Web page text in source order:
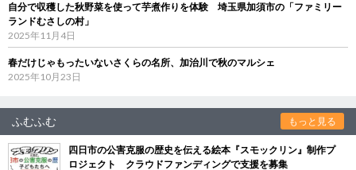
自分で収穫した秋野菜を使って芋煮作りを体験 埼玉県加須市の「ファミリー
ランドむさしの村」
2025年11月4日
春だけじゃもったいないさくらの名所、加治川で秋のマルシェ
2025年10月23日
ふむふむ もっと見る
四日市の公害克服の歴史を伝える絵本『スモックリン』制作プ
ロジェクト クラウドファンディングで支援を募集